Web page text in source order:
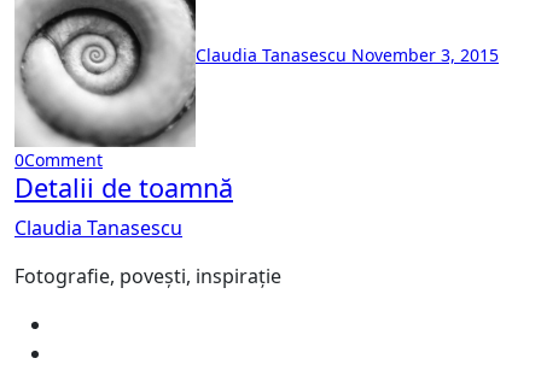
Claudia Tanasescu November 3, 2015
0Comment
Detalii de toamnă
Claudia Tanasescu
Fotografie, povești, inspirație